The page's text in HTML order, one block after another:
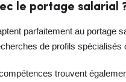
le portage salarial
parfaitement au portage
de profils
trouvent